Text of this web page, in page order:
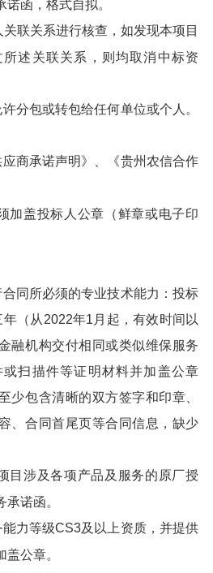
函，格式自拟。
联关系进行核查，如发现本项目
述关联关系，则均取消中标资
分包或转包给任何单位或个人。
商承诺声明》、《贵州农信合作
加盖投标人公章（鲜章或电子印
同所必须的专业技术能力：投标
（从2022年1月起，有效时间以
融机构交付相同或类似维保服务
扫描件等证明材料并加盖公章
少包含清晰的双方签字和印章、
、合同首尾页等合同信息，缺少
目涉及各项产品及服务的原厂授
诺函。
力等级CS3及以上资质，并提供
公章。